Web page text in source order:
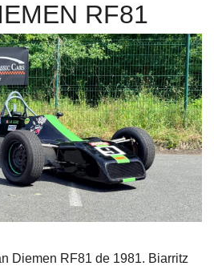
RF81
Diemen RF81 de 1981. Biarritz